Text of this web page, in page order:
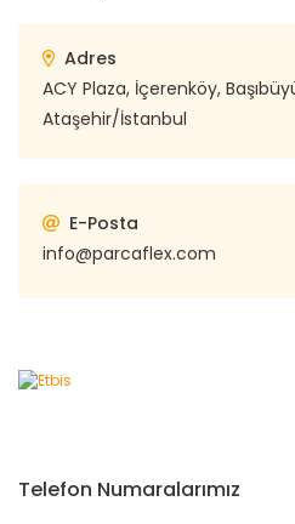
Adres
ACY Plaza, İçerenköy,
Ataşehir/İstanbul
E-Posta
info@parcaflex.com
Telefon Numaralarımız